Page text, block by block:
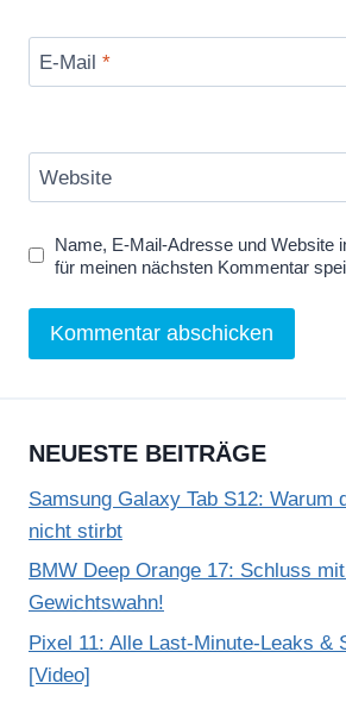
i
k
e
s
o
n
u
u
E-Mail *
Website
Name, E-Mail-Adresse und Website
für meinen nächsten Kommentar
NEUESTE BEITRÄGE
Samsung Galaxy Tab S12: Warum
nicht stirbt
BMW Deep Orange 17: Schluss
Gewichtswahn!
Pixel 11: Alle Last-Minute-Leaks &
[Video]